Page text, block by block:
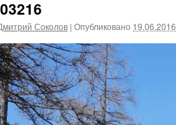
Соколов | Опубликовано 19.06.2016